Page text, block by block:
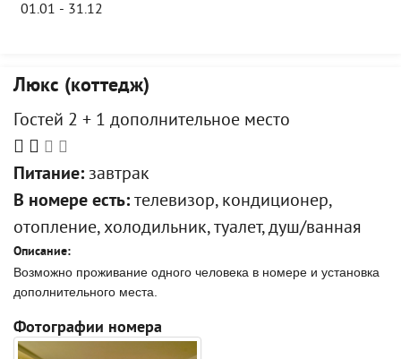
01.01 - 31.12
Люкс (коттедж)
Гостей 2 + 1 дополнительное место
Питание: завтрак
В номере есть: телевизор, кондиционер,
отопление, холодильник, туалет, душ/ванная
Описание:
Возможно проживание одного человека в номере и установка
дополнительного места.
Фотографии номера